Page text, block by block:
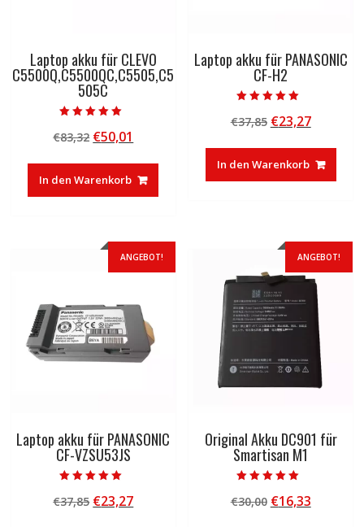
Laptop akku für CLEVO
C5500Q,C5500QC,C5505,C5
505C
5.00
von 5
€83,32 Ursprünglicher
war:
€83,32
€50,01
ist:
€50,01.
In den Warenkorb
Laptop akku für PANASONIC
CF-H2
5.00
von 5
€37,85 Ursprünglicher
war:
€37,85
€23,27
ist:
€23,27.
In den Warenkorb
ANGEBOT!
Laptop akku für PANASONIC
CF-VZSU53JS
5.00
von 5
€37,85 Ursprünglicher
€23,27Aktueller
ANGEBOT!
Original Akku DC901 für
Smartisan M1
5.00
von 5
€30,00 Ursprünglicher
€16,33